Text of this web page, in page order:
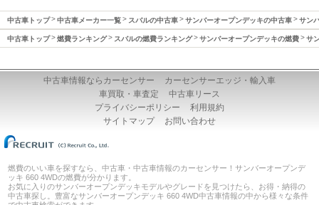
中古車トップ 中古車メーカー一覧 スバルの中古車 サンバーオープンデッキの中古車 サン
中古車トップ 燃費ランキング スバルの燃費ランキング サンバーオープンデッキの燃費 サ
中古車情報ならカーセンサー
カーセンサーエッジ・輸入車
車買取・車査定
中古車リース
プライバシーポリシー
利用規約
サイトマップ
お問い合わせ
燃費のいい車を探すなら、中古車・中古車情報のカーセンサー！サンバーオープンデ
ッキ 660 4WDの燃費が分かります。
お気に入りのサンバーオープンデッキモデルやグレードを見つけたら、お得・納得の
中古車探し。豊富なサンバーオープンデッキ 660 4WD中古車情報の中から様々な条件